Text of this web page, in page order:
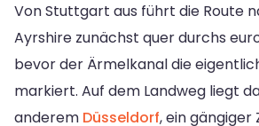
Von Stuttgart aus führt die Route
Ayrshire zunächst quer durchs
bevor der Ärmelkanal die
markiert. Auf dem Landweg liegt
anderem Düsseldorf, ein gängiger